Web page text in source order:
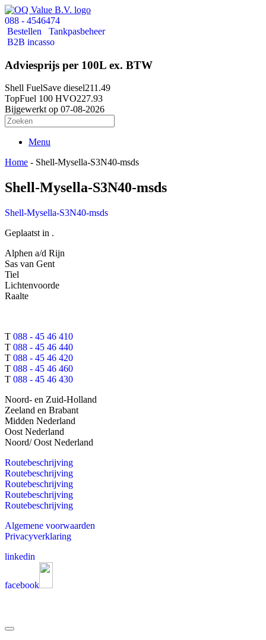
088 - 4546474
Bestellen
Tankpasbeheer
B2B incasso
Adviesprijs per 100L ex. BTW
Shell FuelSave diesel211.49
TopFuel 100 HVO227.93
Bijgewerkt op 07-08-2026
Menu
Home - Shell-Mysella-S3N40-msds
Shell-Mysella-S3N40-msds
Shell-Mysella-S3N40-msds
Geplaatst in .
Alphen a/d Rijn
Sas van Gent
Tiel
Lichtenvoorde
Raalte
T 088 - 45 46 410
T 088 - 45 46 440
T 088 - 45 46 420
T 088 - 45 46 460
T 088 - 45 46 430
Noord- en Zuid-Holland
Zeeland en Brabant
Midden Nederland
Oost Nederland
Noord/ Oost Nederland
Routebeschrijving
Routebeschrijving
Routebeschrijving
Routebeschrijving
Routebeschrijving
Algemene voorwaarden
Privacyverklaring
linkedin
facebook